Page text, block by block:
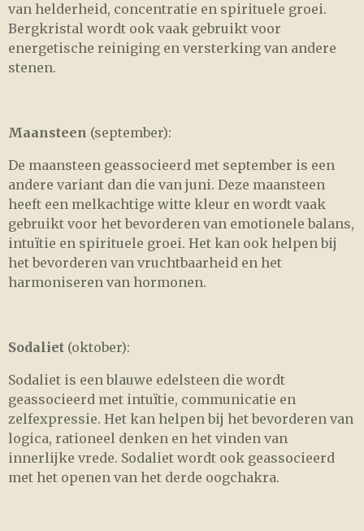
van helderheid, concentratie en spirituele groei.
Bergkristal wordt ook vaak gebruikt voor
energetische reiniging en versterking van andere
stenen.
Maansteen (september):
De maansteen geassocieerd met september is een
andere variant dan die van juni. Deze maansteen
heeft een melkachtige witte kleur en wordt vaak
gebruikt voor het bevorderen van emotionele balans,
intuïtie en spirituele groei. Het kan ook helpen bij
het bevorderen van vruchtbaarheid en het
harmoniseren van hormonen.
Sodaliet (oktober):
Sodaliet is een blauwe edelsteen die wordt
geassocieerd met intuïtie, communicatie en
zelfexpressie. Het kan helpen bij het bevorderen van
logica, rationeel denken en het vinden van
innerlijke vrede. Sodaliet wordt ook geassocieerd
met het openen van het derde oogchakra.